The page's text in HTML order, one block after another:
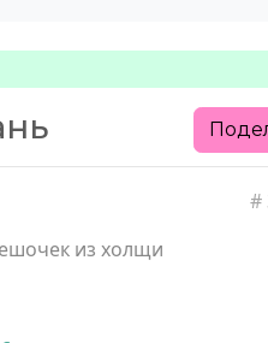
#
из холщи